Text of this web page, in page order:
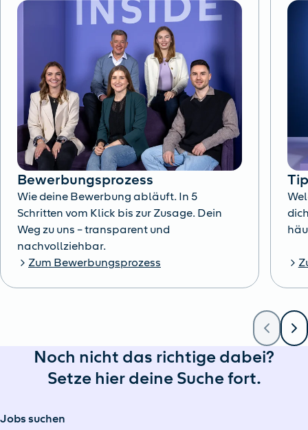
Bewerbungsprozess
Wie deine Bewerbung abläuft. In 5
Schritten vom Klick bis zur Zusage. Dein
Weg zu uns – transparent und
nachvollziehbar.
Zum Bewerbungsprozess
Noch nicht das richtige dabei?
Setze hier deine Suche fort.
Jobs suchen